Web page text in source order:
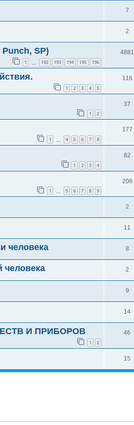
7
2
SP)
1 192 193 194 195 196
4881
1 2 3 4 5
116
1 2
37
1 4 5 6 7 8
177
1 2 3 4
82
1 5 6 7 8 9
206
2
11
человека 8
человека 2
9
14
И ПРИБОРОВ
1 2
46
15